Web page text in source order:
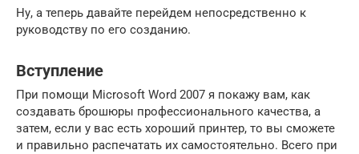
Ну, а теперь давайте перейдем непосредственно к
руководству по его созданию.
Вступление
При помощи Microsoft Word 2007 я покажу вам, как
создавать брошюры профессионального качества, а
затем, если у вас есть хороший принтер, то вы сможете
и правильно распечатать их самостоятельно. Всего при